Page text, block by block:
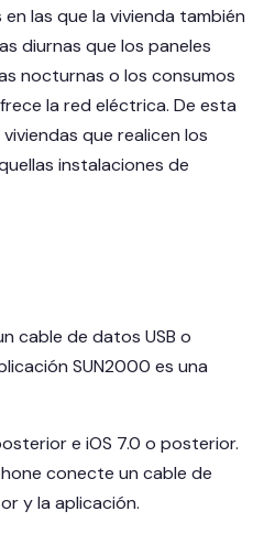
las que la vivienda también
diurnas que los paneles
nocturnas o los consumos
la red eléctrica. De esta
que realicen los
instalaciones de
cable de datos USB o
SUN2000 es una
e iOS 7.0 o posterior.
conecte un cable de
y la aplicación.